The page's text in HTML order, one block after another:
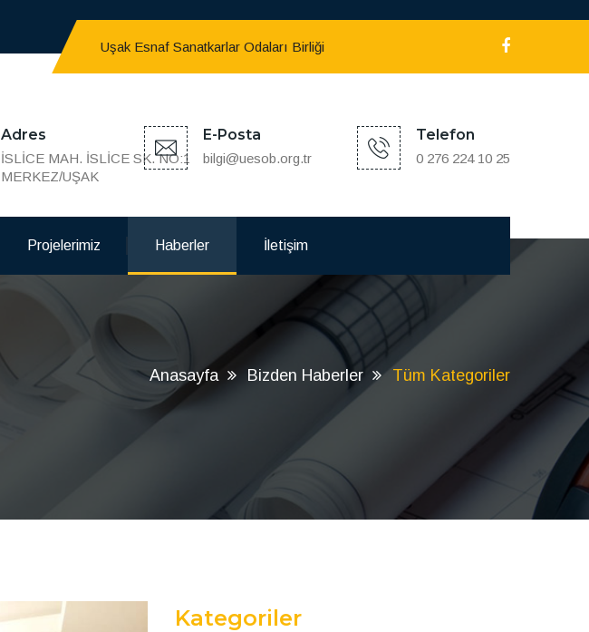
Uşak Esnaf Sanatkarlar Odaları Birliği
Adres
İSLİCE MAH. İSLİCE SK. NO:1
MERKEZ/UŞAK
E-Posta
bilgi@uesob.org.tr
Telefon
0 276 224 10 25
Projelerimiz Haberler İletişim
Anasayfa Bizden Haberler Tüm Kategoriler
Kategoriler